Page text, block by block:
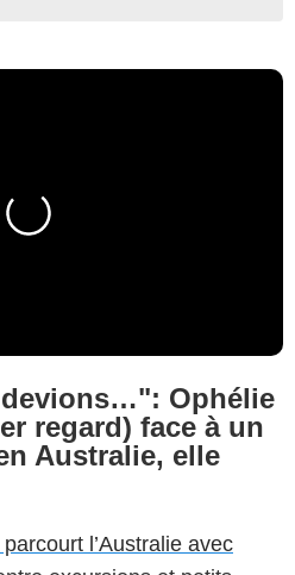
Ophélie
regard) face à un
Australie, elle
l’Australie avec